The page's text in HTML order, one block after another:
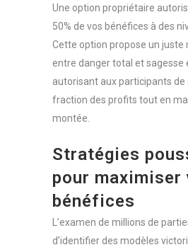
Une option propriétaire
50% de vos bénéfices à des
Cette option propose un juste
entre danger total et sagesse
autorisant aux participants de
fraction des profits tout en
montée.
Stratégies
pour maximiser
bénéfices
L’examen de millions de
d’identifier des modèles